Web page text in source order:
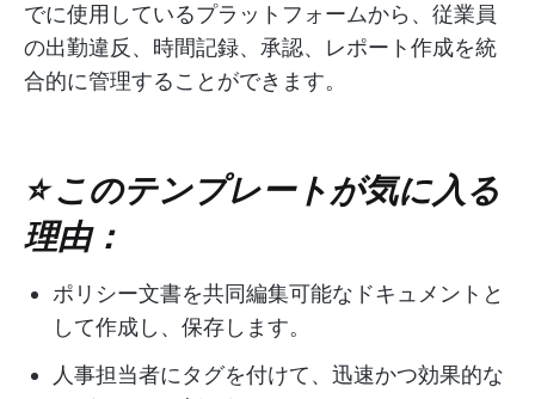
でに使用しているプラットフォームから、従業員
の出勤違反、時間記録、承認、レポート作成を統
合的に管理することができます。
⭐ このテンプレートが気に入る
理由：
ポリシー文書を共同編集可能なドキュメントと
して作成し、保存します。
人事担当者にタグを付けて、迅速かつ効果的な